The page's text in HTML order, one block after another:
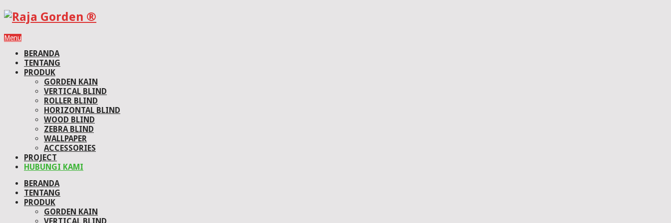
Menu
BERANDA
TENTANG
PRODUK
GORDEN KAIN
VERTICAL BLIND
ROLLER BLIND
HORIZONTAL BLIND
WOOD BLIND
ZEBRA BLIND
WALLPAPER
ACCESSORIES
PROJECT
HUBUNGI KAMI
BERANDA
TENTANG
PRODUK
GORDEN KAIN